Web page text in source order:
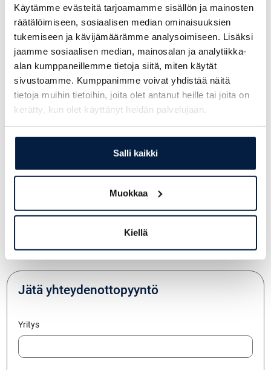
Käytämme evästeitä tarjoamamme sisällön ja mainosten
räätälöimiseen, sosiaalisen median ominaisuuksien
tukemiseen ja kävijämäärämme analysoimiseen. Lisäksi
jaamme sosiaalisen median, mainosalan ja analytiikka-
alan kumppaneillemme tietoja siitä, miten käytät
sivustoamme. Kumppanimme voivat yhdistää näitä
tietoja muihin tietoihin, joita olet antanut heille tai joita on
kerätty, kun olet käyttänyt heidän palvelujaan.
Salli kaikki
Muokkaa
Kiellä
LATAA LISÄVARUSTEIDEN ESITE
Jätä yhteydenottopyyntö
Yritys